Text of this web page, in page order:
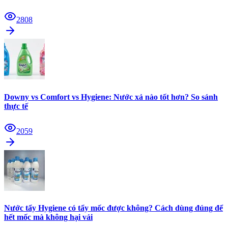
2808
Downy vs Comfort vs Hygiene: Nước xả nào tốt hơn? So sánh
thực tế
2059
Nước tẩy Hygiene có tẩy mốc được không? Cách dùng đúng để
hết mốc mà không hại vải